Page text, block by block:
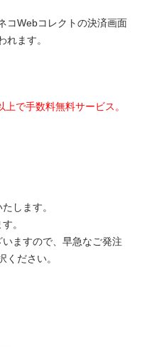
コWebコレクトの決済画面
ます。
で手数料無料サービス。
します。
。
ますので、早急なご発注
ださい。